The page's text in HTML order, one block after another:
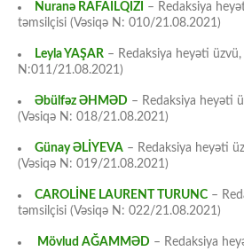
Nuranə RAFAİLQIZI
– Redaksiya
təmsilçisi (Vəsiqə N: 010/21.08.2021)
Leyla YAŞAR – Redaksiya heyəti üzvü,
N:011/21.08.2021)
Əbülfəz ƏHMƏD – Redaksiya heyəti
(Vəsiqə N: 018/21.08.2021)
Günay ƏLİYEVA – Redaksiya heyəti
(Vəsiqə N: 019/21.08.2021)
CAROLİNE LAURENT TURUNC –
təmsilçisi (Vəsiqə N: 022/21.08.2021)
Mövlud AĞAMMƏD – Redaksiya